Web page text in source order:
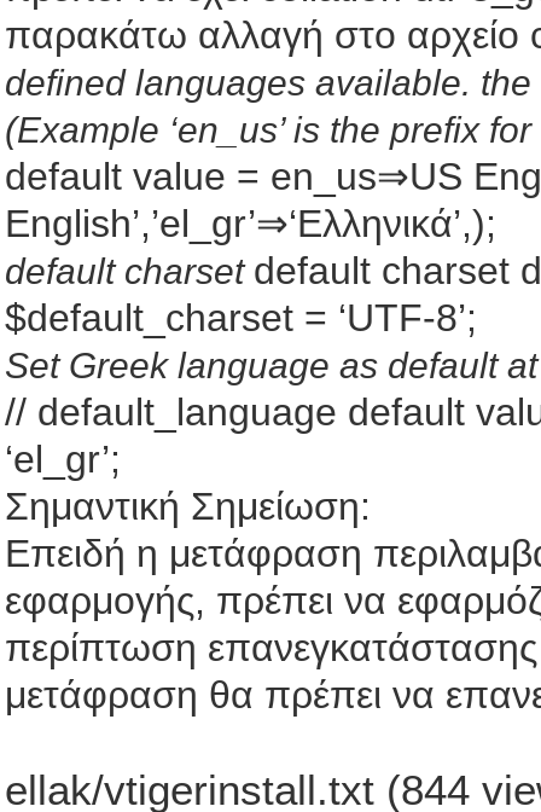
παρακάτω αλλαγή στο αρχείο
defined languages available.
(Example ‘en_us’ is the prefix
default value = en_us⇒US
English’,’el_gr’⇒‘Ελληνικά’,);
default charset default charset
$default_charset = ‘UTF-8’;
Set Greek language as default
// default_language default
‘el_gr’;
Σημαντική Σημείωση:
Επειδή η μετάφραση
εφαρμογής, πρέπει να
περίπτωση
μετάφραση θα πρέπει να
ellak/vtigerinstall.txt (844